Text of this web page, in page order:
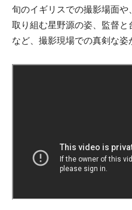
旬のイギリスでの撮影場面や
取り組む星野源の姿、監督と
など、撮影現場での真剣な姿